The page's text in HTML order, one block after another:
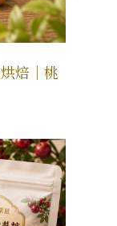
焙｜桃